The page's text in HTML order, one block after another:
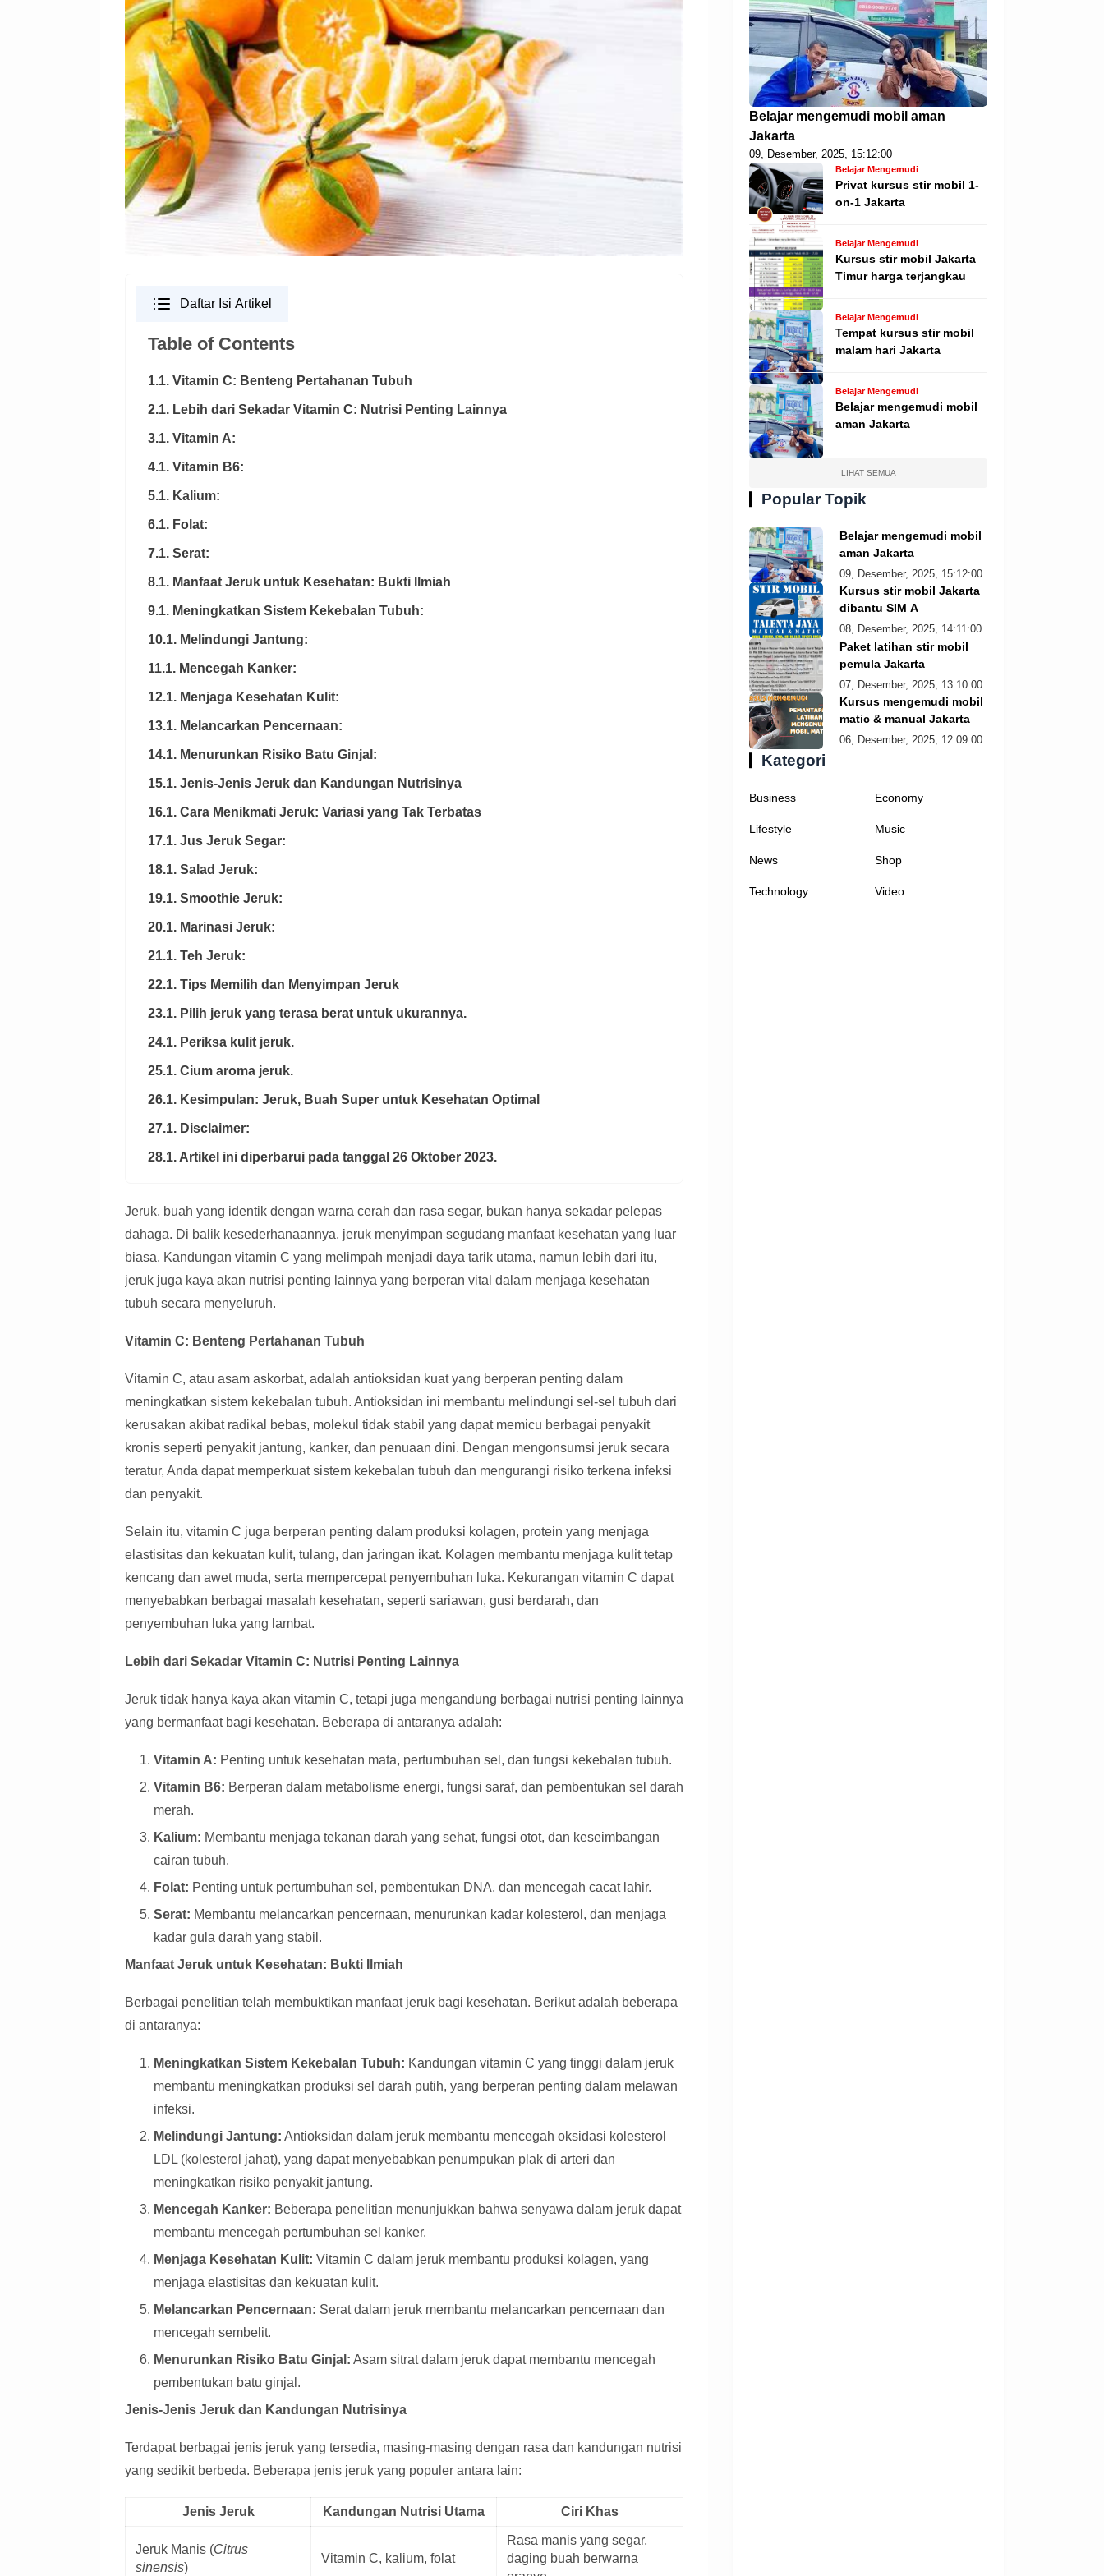
Daftar Isi Artikel
Table of Contents
1.1. Vitamin C: Benteng Pertahanan Tubuh
2.1. Lebih dari Sekadar Vitamin C: Nutrisi Penting Lainnya
3.1. Vitamin A:
4.1. Vitamin B6:
5.1. Kalium:
6.1. Folat:
7.1. Serat:
8.1. Manfaat Jeruk untuk Kesehatan: Bukti Ilmiah
9.1. Meningkatkan Sistem Kekebalan Tubuh:
10.1. Melindungi Jantung:
11.1. Mencegah Kanker:
12.1. Menjaga Kesehatan Kulit:
13.1. Melancarkan Pencernaan:
14.1. Menurunkan Risiko Batu Ginjal:
15.1. Jenis-Jenis Jeruk dan Kandungan Nutrisinya
16.1. Cara Menikmati Jeruk: Variasi yang Tak Terbatas
17.1. Jus Jeruk Segar:
18.1. Salad Jeruk:
19.1. Smoothie Jeruk:
20.1. Marinasi Jeruk:
21.1. Teh Jeruk:
22.1. Tips Memilih dan Menyimpan Jeruk
23.1. Pilih jeruk yang terasa berat untuk ukurannya.
24.1. Periksa kulit jeruk.
25.1. Cium aroma jeruk.
26.1. Kesimpulan: Jeruk, Buah Super untuk Kesehatan Optimal
27.1. Disclaimer:
28.1. Artikel ini diperbarui pada tanggal 26 Oktober 2023.
Jeruk, buah yang identik dengan warna cerah dan rasa segar, bukan hanya sekadar pelepas
dahaga. Di balik kesederhanaannya, jeruk menyimpan segudang manfaat kesehatan yang luar
biasa. Kandungan vitamin C yang melimpah menjadi daya tarik utama, namun lebih dari itu,
jeruk juga kaya akan nutrisi penting lainnya yang berperan vital dalam menjaga kesehatan
tubuh secara menyeluruh.
Vitamin C: Benteng Pertahanan Tubuh
Vitamin C, atau asam askorbat, adalah antioksidan kuat yang berperan penting dalam
meningkatkan sistem kekebalan tubuh. Antioksidan ini membantu melindungi sel-sel tubuh dari
kerusakan akibat radikal bebas, molekul tidak stabil yang dapat memicu berbagai penyakit
kronis seperti penyakit jantung, kanker, dan penuaan dini. Dengan mengonsumsi jeruk secara
teratur, Anda dapat memperkuat sistem kekebalan tubuh dan mengurangi risiko terkena infeksi
dan penyakit.
Selain itu, vitamin C juga berperan penting dalam produksi kolagen, protein yang menjaga
elastisitas dan kekuatan kulit, tulang, dan jaringan ikat. Kolagen membantu menjaga kulit tetap
kencang dan awet muda, serta mempercepat penyembuhan luka. Kekurangan vitamin C dapat
menyebabkan berbagai masalah kesehatan, seperti sariawan, gusi berdarah, dan
penyembuhan luka yang lambat.
Lebih dari Sekadar Vitamin C: Nutrisi Penting Lainnya
Jeruk tidak hanya kaya akan vitamin C, tetapi juga mengandung berbagai nutrisi penting lainnya
yang bermanfaat bagi kesehatan. Beberapa di antaranya adalah:
Vitamin A: Penting untuk kesehatan mata, pertumbuhan sel, dan fungsi kekebalan tubuh.
Vitamin B6: Berperan dalam metabolisme energi, fungsi saraf, dan pembentukan sel darah
merah.
Kalium: Membantu menjaga tekanan darah yang sehat, fungsi otot, dan keseimbangan
cairan tubuh.
Folat: Penting untuk pertumbuhan sel, pembentukan DNA, dan mencegah cacat lahir.
Serat: Membantu melancarkan pencernaan, menurunkan kadar kolesterol, dan menjaga
kadar gula darah yang stabil.
Manfaat Jeruk untuk Kesehatan: Bukti Ilmiah
Berbagai penelitian telah membuktikan manfaat jeruk bagi kesehatan. Berikut adalah beberapa
di antaranya:
Meningkatkan Sistem Kekebalan Tubuh: Kandungan vitamin C yang tinggi dalam jeruk
membantu meningkatkan produksi sel darah putih, yang berperan penting dalam melawan
infeksi.
Melindungi Jantung: Antioksidan dalam jeruk membantu mencegah oksidasi kolesterol
LDL (kolesterol jahat), yang dapat menyebabkan penumpukan plak di arteri dan
meningkatkan risiko penyakit jantung.
Mencegah Kanker: Beberapa penelitian menunjukkan bahwa senyawa dalam jeruk dapat
membantu mencegah pertumbuhan sel kanker.
Menjaga Kesehatan Kulit: Vitamin C dalam jeruk membantu produksi kolagen, yang
menjaga elastisitas dan kekuatan kulit.
Melancarkan Pencernaan: Serat dalam jeruk membantu melancarkan pencernaan dan
mencegah sembelit.
Menurunkan Risiko Batu Ginjal: Asam sitrat dalam jeruk dapat membantu mencegah
pembentukan batu ginjal.
Jenis-Jenis Jeruk dan Kandungan Nutrisinya
Terdapat berbagai jenis jeruk yang tersedia, masing-masing dengan rasa dan kandungan nutrisi
yang sedikit berbeda. Beberapa jenis jeruk yang populer antara lain:
Jenis Jeruk Kandungan Nutrisi Utama Ciri Khas
Jeruk Manis (Citrus
sinensis)
Vitamin C, kalium, folat
Rasa manis yang segar,
daging buah berwarna
Belajar mengemudi mobil aman
Jakarta
09, Desember, 2025, 15:12:00
Belajar Mengemudi
Privat kursus stir mobil 1-
on-1 Jakarta
Belajar Mengemudi
Kursus stir mobil Jakarta
Timur harga terjangkau
Belajar Mengemudi
Tempat kursus stir mobil
malam hari Jakarta
Belajar Mengemudi
Belajar mengemudi mobil
aman Jakarta
LIHAT SEMUA
Popular Topik
Belajar mengemudi mobil
aman Jakarta
09, Desember, 2025, 15:12:00
Kursus stir mobil Jakarta
dibantu SIM A
08, Desember, 2025, 14:11:00
Paket latihan stir mobil
pemula Jakarta
07, Desember, 2025, 13:10:00
Kursus mengemudi mobil
matic & manual Jakarta
06, Desember, 2025, 12:09:00
Kategori
Business Economy
Lifestyle Music
News Shop
Technology Video